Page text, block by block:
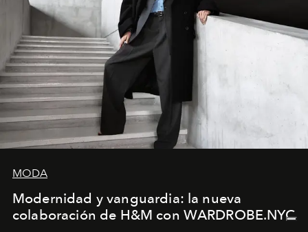
MODA
Modernidad y vanguardia: la nueva
colaboración de H&M con WARDROBE.NYC